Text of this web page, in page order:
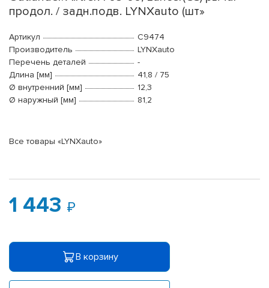
продол. / задн.подв. LYNXauto (шт»
Артикул
C9474
Производитель
LYNXauto
Перечень деталей
-
Длина [мм]
41,8 / 75
Ø внутренний [мм]
12,3
Ø наружный [мм]
81,2
Все товары «LYNXauto»
1 443
В корзину